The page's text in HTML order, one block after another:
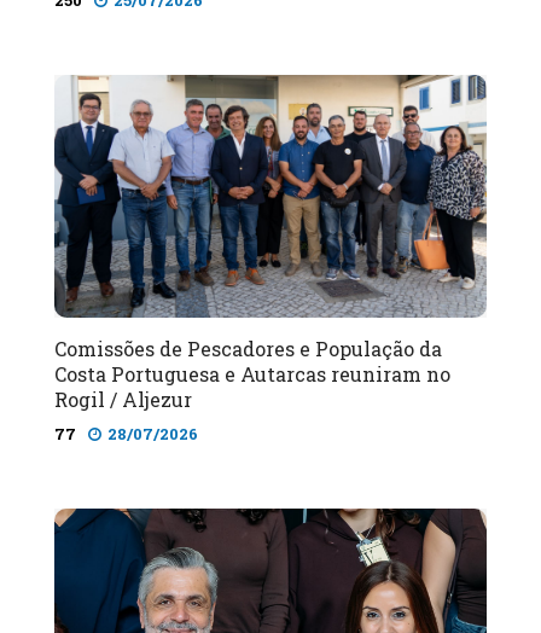
Comissões de Pescadores e População da
Costa Portuguesa e Autarcas reuniram no
Rogil / Aljezur
77 28/07/2026